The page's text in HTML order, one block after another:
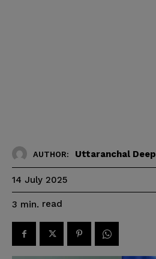
AUTHOR: Uttaranchal Deep
14 July 2025
3 min. read